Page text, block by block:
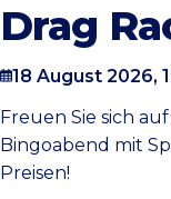
Drag
18 August 2026,
Freuen Sie sich
Bingoabend mit
Preisen!